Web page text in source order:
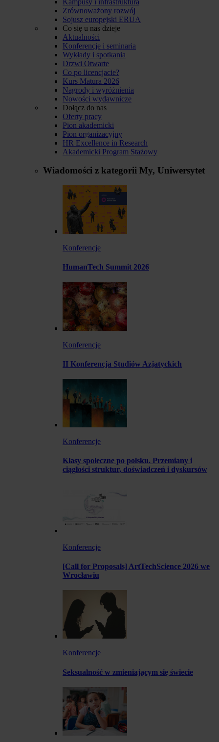
Zrównoważony rozwój
Sojusz europejski ERUA
Co się u nas dzieje
Aktualności
Konferencje i seminaria
Wykłady i spotkania
Drzwi Otwarte
Co po licencjacie?
Kurs Matura 2026
Nagrody i wyróżnienia
Nowości wydawnicze
Dołącz do nas
Oferty pracy
Pion akademicki
Pion organizacyjny
HR Excellence in Research
Akademicki Program Stażowy
Wiadomości z kategorii My, Uniwersytet
Konferencje
HumanTech Summit 2026
Konferencje
II Konferencja Studiów Azjatyckich
Konferencje
Klasy społeczne po polsku. Przemiany i
ciągłości struktur, doświadczeń i dyskursów
Konferencje
[Call for Proposals] ArtTechScience 2026 we
Wrocławiu
Konferencje
Seksualność w zmieniającym się świecie